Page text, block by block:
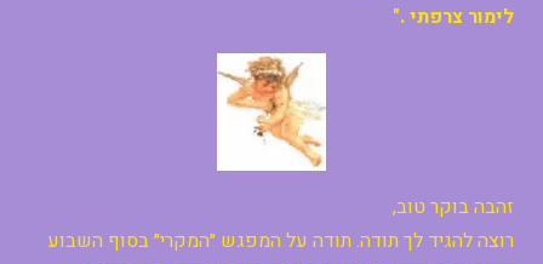
לימור צרפתי ."
זהבה בוקר טוב,
רוצה להגיד לך תודה. תודה על המפגש ״המקרי״ בסוף השבוע